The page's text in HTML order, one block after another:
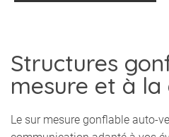
Structures
mesure et à la
Le sur mesure gonflable auto-